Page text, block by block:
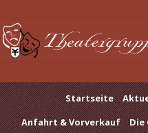
Startseite
Anfahrt & Vorverkauf
Die